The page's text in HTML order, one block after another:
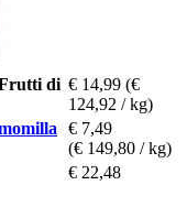
di € 14,99 (€
124,92 / kg)
€ 7,49
(€ 149,80 / kg)
€ 22,48